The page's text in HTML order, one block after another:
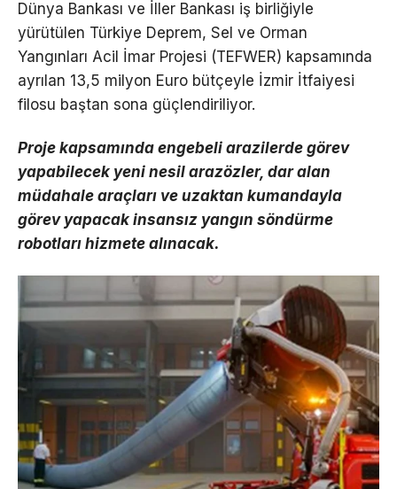
Dünya Bankası ve İller Bankası iş birliğiyle
yürütülen Türkiye Deprem, Sel ve Orman
Yangınları Acil İmar Projesi (TEFWER) kapsamında
ayrılan 13,5 milyon Euro bütçeyle İzmir İtfaiyesi
filosu baştan sona güçlendiriliyor.
Proje kapsamında engebeli arazilerde görev
yapabilecek yeni nesil arazözler, dar alan
müdahale araçları ve uzaktan kumandayla
görev yapacak insansız yangın söndürme
robotları hizmete alınacak.